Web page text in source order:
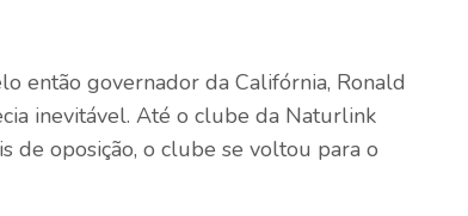
então governador da Califórnia, Ronald
inevitável. Até o clube da Naturlink
de oposição, o clube se voltou para o